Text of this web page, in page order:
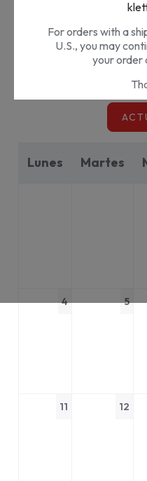
2026
Lunes Martes
4 5
11 12
For orders with a
U.S., you may
your order
¿Nos estás
Nuestros materiales